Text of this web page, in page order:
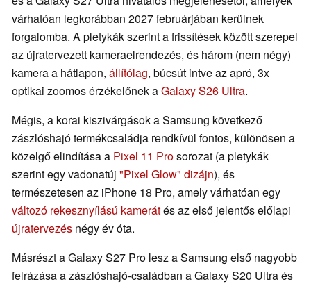
várhatóan legkorábban 2027 februárjában kerülnek
forgalomba. A pletykák szerint a frissítések között szerepel
az újratervezett kameraelrendezés, és három (nem négy)
kamera a hátlapon, állítólag, búcsút intve az apró, 3x
optikai zoomos érzékelőnek aGalaxy S26 Ultra.
Mégis, a korai kiszivárgások a Samsung következő
zászlóshajó termékcsaládja rendkívül fontos, különösen a
közelgő elindítása a Pixel 11 Prosorozat (a pletykák
szerint egy vadonatúj "Pixel Glow" dizájn), és
természetesen az iPhone 18 Pro, amely várhatóan egy
változó rekesznyílású kamerátés az első jelentős előlapi
újratervezés négy év óta.
Másrészt a Galaxy S27 Pro lesz a Samsung első nagyobb
felrázása a zászlóshajó-családban a Galaxy S20 Ultra és